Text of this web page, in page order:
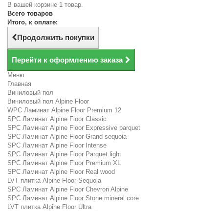
В вашей корзине 1 товар.
Всего товаров
Итого, к оплате:
Продолжить покупки
Перейти к оформлению заказа
Меню
Главная
Виниловый пол
Виниловый пол Alpine Floor
WPC Ламинат Alpine Floor Premium 12
SPC Ламинат Alpine Floor Classic
SPC Ламинат Alpine Floor Expressive parquet
SPC Ламинат Alpine Floor Grand sequoia
SPC Ламинат Alpine Floor Intense
SPC Ламинат Alpine Floor Parquet light
SPC Ламинат Alpine Floor Premium XL
SPC Ламинат Alpine Floor Real wood
LVT плитка Alpine Floor Sequoia
SPC Ламинат Alpine Floor Chevron Alpine
SPC Ламинат Alpine Floor Stone mineral core
LVT плитка Alpine Floor Ultra